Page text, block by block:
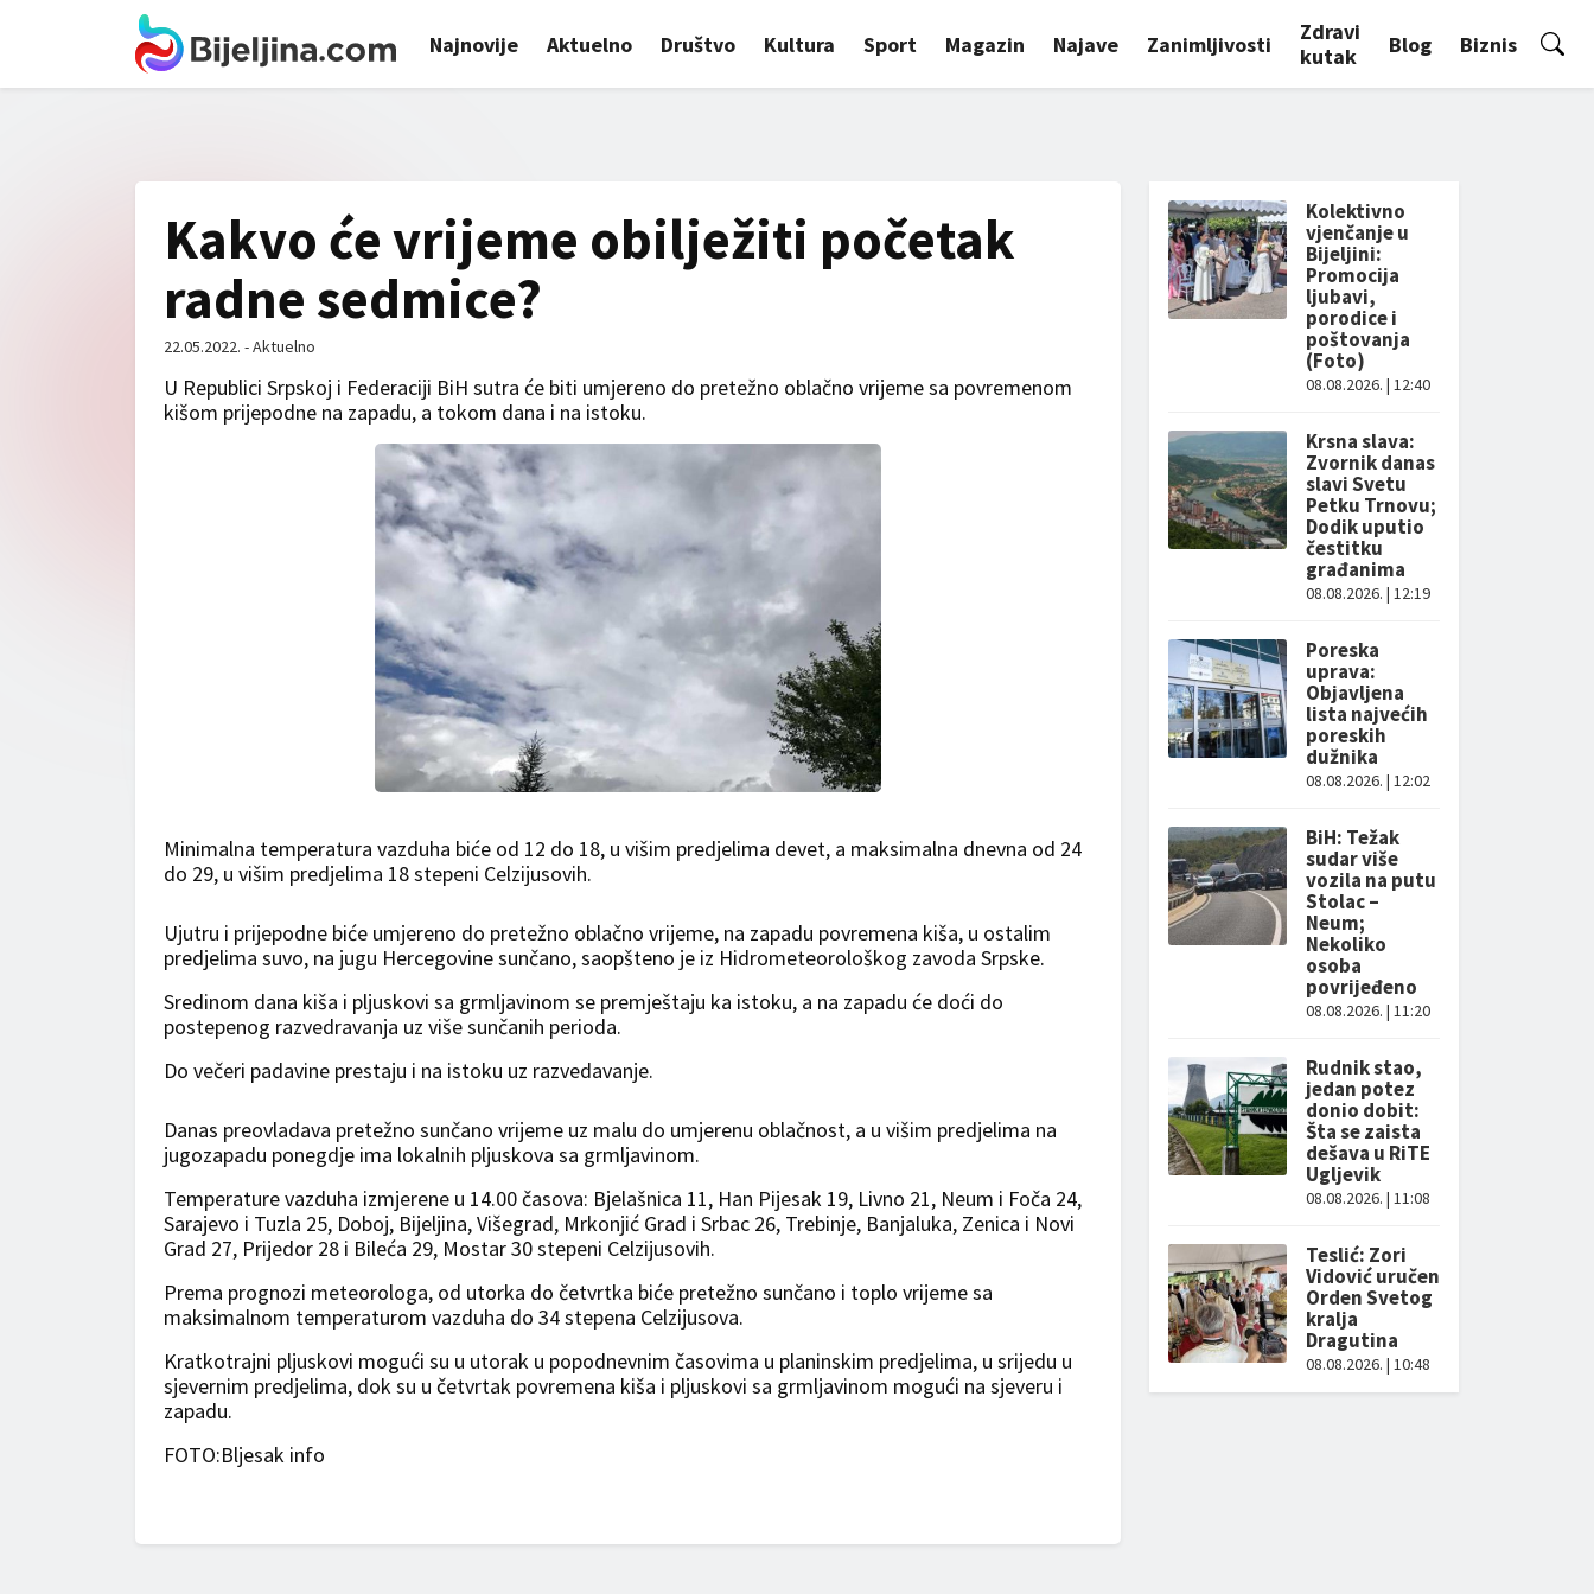
Najnovije Aktuelno Društvo Kultura Sport Magazin Najave Zanimljivosti
Zdravi
kutak
Blog Biznis
Kakvo će vrijeme obilježiti početak
radne sedmice?
22.05.2022. - Aktuelno
U Republici Srpskoj i Federaciji BiH sutra će biti umjereno do pretežno oblačno vrijeme sa povremenom
kišom prijepodne na zapadu, a tokom dana i na istoku.
Minimalna temperatura vazduha biće od 12 do 18, u višim predjelima devet, a maksimalna dnevna od 24
do 29, u višim predjelima 18 stepeni Celzijusovih.
Ujutru i prijepodne biće umjereno do pretežno oblačno vrijeme, na zapadu povremena kiša, u ostalim
predjelima suvo, na jugu Hercegovine sunčano, saopšteno je iz Hidrometeorološkog zavoda Srpske.
Sredinom dana kiša i pljuskovi sa grmljavinom se premještaju ka istoku, a na zapadu će doći do
postepenog razvedravanja uz više sunčanih perioda.
Do večeri padavine prestaju i na istoku uz razvedavanje.
Danas preovladava pretežno sunčano vrijeme uz malu do umjerenu oblačnost, a u višim predjelima na
jugozapadu ponegdje ima lokalnih pljuskova sa grmljavinom.
Temperature vazduha izmjerene u 14.00 časova: Bjelašnica 11, Han Pijesak 19, Livno 21, Neum i Foča 24,
Sarajevo i Tuzla 25, Doboj, Bijeljina, Višegrad, Mrkonjić Grad i Srbac 26, Trebinje, Banjaluka, Zenica i Novi
Grad 27, Prijedor 28 i Bileća 29, Mostar 30 stepeni Celzijusovih.
Prema prognozi meteorologa, od utorka do četvrtka biće pretežno sunčano i toplo vrijeme sa
maksimalnom temperaturom vazduha do 34 stepena Celzijusova.
Kratkotrajni pljuskovi mogući su u utorak u popodnevnim časovima u planinskim predjelima, u srijedu u
sjevernim predjelima, dok su u četvrtak povremena kiša i pljuskovi sa grmljavinom mogući na sjeveru i
zapadu.
FOTO:Bljesak info
Kolektivno
vjenčanje u
Bijeljini:
Promocija
ljubavi,
porodice i
poštovanja
(Foto)
08.08.2026. | 12:40
Krsna slava:
Zvornik danas
slavi Svetu
Petku Trnovu;
Dodik uputio
čestitku
građanima
08.08.2026. | 12:19
Poreska
uprava:
Objavljena
lista najvećih
poreskih
dužnika
08.08.2026. | 12:02
BiH: Težak
sudar više
vozila na putu
Stolac –
Neum;
Nekoliko
osoba
povrijeđeno
08.08.2026. | 11:20
Rudnik stao,
jedan potez
donio dobit:
Šta se zaista
dešava u RiTE
Ugljevik
08.08.2026. | 11:08
Teslić: Zori
Vidović uručen
Orden Svetog
kralja
Dragutina
08.08.2026. | 10:48